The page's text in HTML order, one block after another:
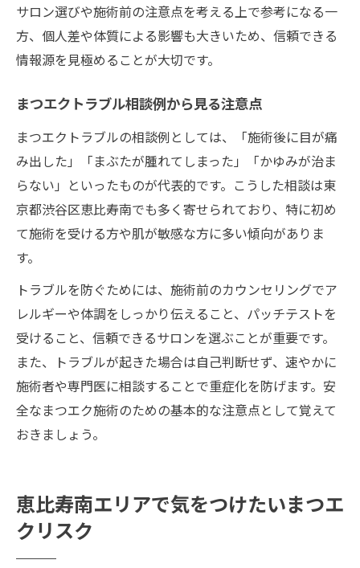
サロン選びや施術前の注意点を考える上で参考になる一
方、個人差や体質による影響も大きいため、信頼できる
情報源を見極めることが大切です。
まつエクトラブル相談例から見る注意点
まつエクトラブルの相談例としては、「施術後に目が痛
み出した」「まぶたが腫れてしまった」「かゆみが治ま
らない」といったものが代表的です。こうした相談は東
京都渋谷区恵比寿南でも多く寄せられており、特に初め
て施術を受ける方や肌が敏感な方に多い傾向がありま
す。
トラブルを防ぐためには、施術前のカウンセリングでア
レルギーや体調をしっかり伝えること、パッチテストを
受けること、信頼できるサロンを選ぶことが重要です。
また、トラブルが起きた場合は自己判断せず、速やかに
施術者や専門医に相談することで重症化を防げます。安
全なまつエク施術のための基本的な注意点として覚えて
おきましょう。
恵比寿南エリアで気をつけたいまつエ
クリスク